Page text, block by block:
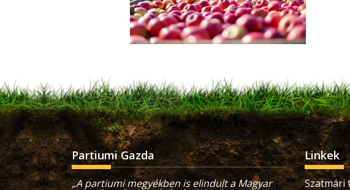
Partiumi Gazda
„A partiumi megyékben is elindult a Magyar
Linkek
Szatmári